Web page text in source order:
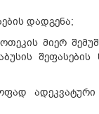
დადგენა;
მიერ